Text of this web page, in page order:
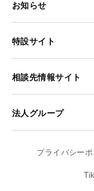
お知らせ
特設サイト
相談先情報サイト
法人グループ
プライバシー